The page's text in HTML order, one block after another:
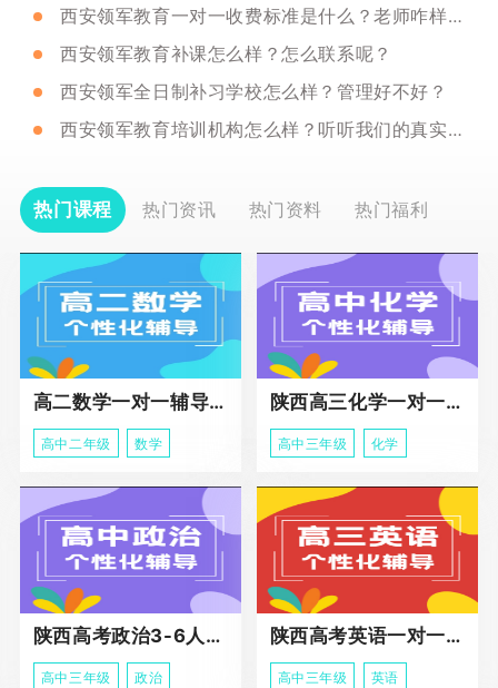
西安领军教育一对一收费标准是什么？老师咋样呀？
西安领军教育补课怎么样？怎么联系呢？
西安领军全日制补习学校怎么样？管理好不好？
西安领军教育培训机构怎么样？听听我们的真实声音！
热门课程 热门资讯 热门资料 热门福利
高二数学一对一辅导课程
高中二年级 数学
陕西高三化学一对一个性化辅导课程
高中三年级 化学
陕西高考政治3-6人班课程
高中三年级 政治
陕西高考英语一对一冲刺课程
高中三年级 英语